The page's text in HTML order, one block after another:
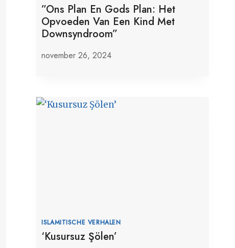
”Ons Plan En Gods Plan: Het
Opvoeden Van Een Kind Met
Downsyndroom”
november 26, 2024
ISLAMITISCHE VERHALEN
‘Kusursuz Şölen’